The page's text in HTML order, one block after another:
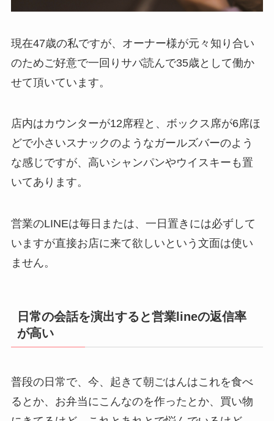
現在47歳の私ですが、オーナー様が元々知り合い
のためご好意で一回りサバ読んで35歳として働か
せて頂いています。
店内はカウンターが12席程と、ボックス席が6席ほ
どで小さいスナックのようなガールズバーのよう
な感じですが、高いシャンパンやウイスキーも置
いてあります。
営業のLINEは毎日または、一日置きには必ずして
いますが直接お店に来て欲しいという文面は使い
ません。
日常の会話を演出すると営業lineの返信率
が高い
普段の日常で、今、起きて朝ごはんはこれを食べ
るとか、お弁当にこんなのを作ったとか、買い物